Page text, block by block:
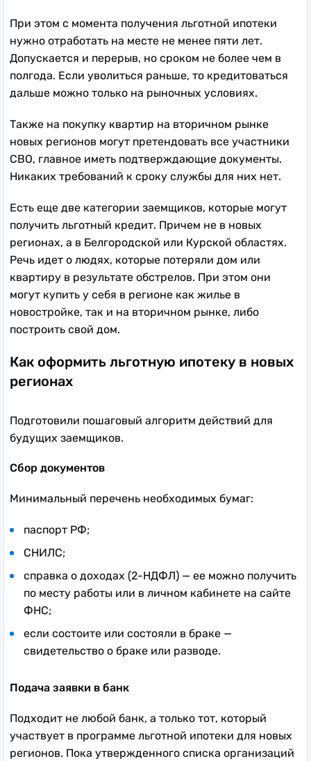
При этом с момента получения льготной ипотеки
нужно отработать на месте не менее пяти лет.
Допускается и перерыв, но сроком не более чем в
полгода. Если уволиться раньше, то кредитоваться
дальше можно только на рыночных условиях.
Также на покупку квартир на вторичном рынке
новых регионов могут претендовать все участники
СВО, главное иметь подтверждающие документы.
Никаких требований к сроку службы для них нет.
Есть еще две категории заемщиков, которые могут
получить льготный кредит. Причем не в новых
регионах, а в Белгородской или Курской областях.
Речь идет о людях, которые потеряли дом или
квартиру в результате обстрелов. При этом они
могут купить у себя в регионе как жилье в
новостройке, так и на вторичном рынке, либо
построить свой дом.
Как оформить льготную ипотеку в новых
регионах
Подготовили пошаговый алгоритм действий для
будущих заемщиков.
Сбор документов
Минимальный перечень необходимых бумаг:
паспорт РФ;
СНИЛС;
справка о доходах (2-НДФЛ) — ее можно получить
по месту работы или в личном кабинете на сайте
ФНС;
если состоите или состояли в браке —
свидетельство о браке или разводе.
Подача заявки в банк
Подходит не любой банк, а только тот, который
участвует в программе льготной ипотеки для новых
регионов. Пока утвержденного списка организаций